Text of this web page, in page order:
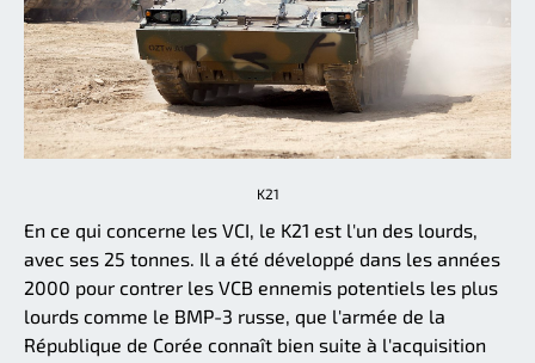
K21
En ce qui concerne les VCI, le K21 est l'un des lourds,
avec ses 25 tonnes. Il a été développé dans les années
2000 pour contrer les VCB ennemis potentiels les plus
lourds comme le BMP-3 russe, que l'armée de la
République de Corée connaît bien suite à l'acquisition